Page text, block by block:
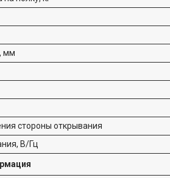
мм
стороны открывания
В/Гц